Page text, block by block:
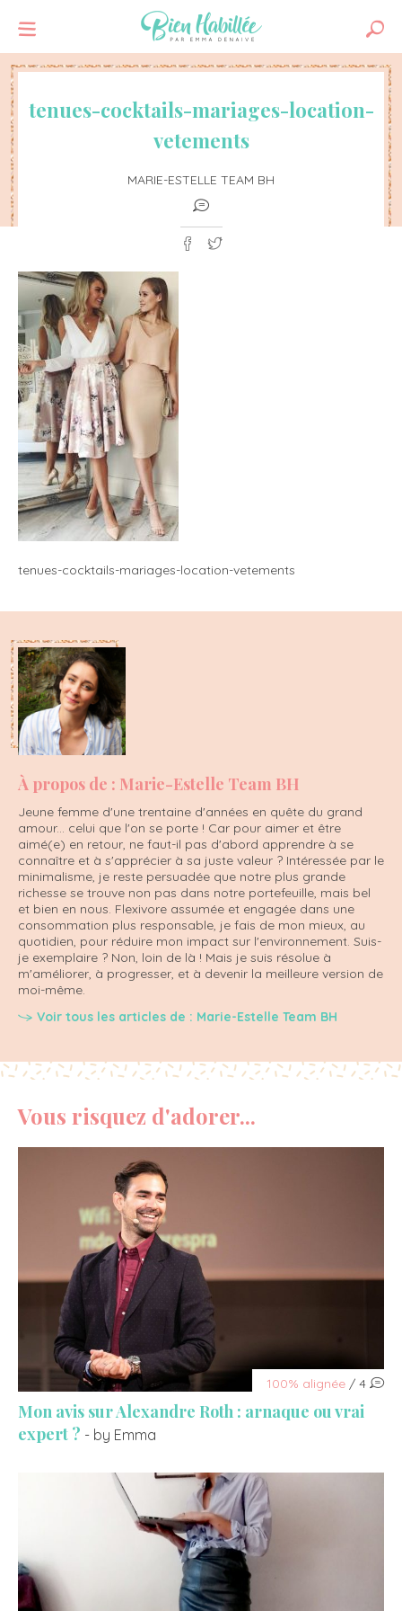
tenues-cocktails-mariages-location-
vetements
MARIE-ESTELLE TEAM BH
tenues-cocktails-mariages-location-vetements
À propos de : Marie-Estelle Team BH
Jeune femme d'une trentaine d'années en quête du grand
amour... celui que l'on se porte ! Car pour aimer et être
aimé(e) en retour, ne faut-il pas d'abord apprendre à se
connaître et à s'apprécier à sa juste valeur ? Intéressée par le
minimalisme, je reste persuadée que notre plus grande
richesse se trouve non pas dans notre portefeuille, mais bel
et bien en nous. Flexivore assumée et engagée dans une
consommation plus responsable, je fais de mon mieux, au
quotidien, pour réduire mon impact sur l'environnement. Suis-
je exemplaire ? Non, loin de là ! Mais je suis résolue à
m'améliorer, à progresser, et à devenir la meilleure version de
moi-même.
Voir tous les articles de : Marie-Estelle Team BH
Vous risquez d'adorer...
100% alignée / 4
Mon avis sur Alexandre Roth : arnaque ou vrai
expert ? - by Emma